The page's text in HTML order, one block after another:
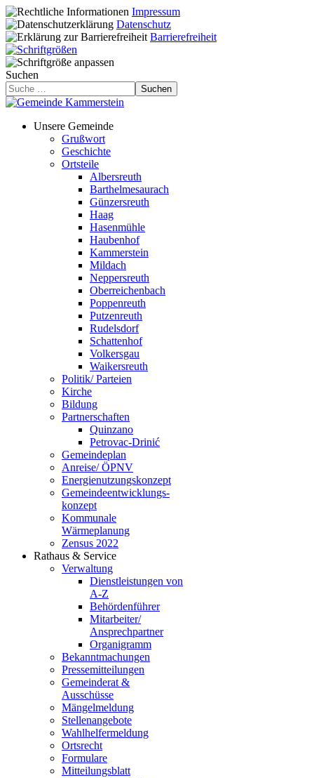
Impressum
Datenschutz
Barrierefreiheit
Suchen
Suchen
Unsere Gemeinde
Grußwort
Geschichte
Ortsteile
Albersreuth
Barthelmesaurach
Günzersreuth
Haag
Hasenmühle
Haubenhof
Kammerstein
Mildach
Neppersreuth
Oberreichenbach
Poppenreuth
Putzenreuth
Rudelsdorf
Schattenhof
Volkersgau
Waikersreuth
Politik/ Parteien
Kirche
Bildung
Partnerschaften
Quinzano
Petrovac-Drinić
Gemeindeplan
Anreise/ ÖPNV
Energienutzungskonzept
Gemeindeentwicklungs­
konzept
Kommunale
Wärmeplanung
Zensus 2022
Rathaus & Service
Verwaltung
Dienstleistungen von
A-Z
Behördenführer
Mitarbeiter/
Ansprechpartner
Organigramm
Bekanntmachungen
Pressemitteilungen
Gemeinderat &
Ausschüsse
Mängelmeldung
Stellenangebote
Wahlhelfermeldung
Ortsrecht
Formulare
Mitteilungsblatt